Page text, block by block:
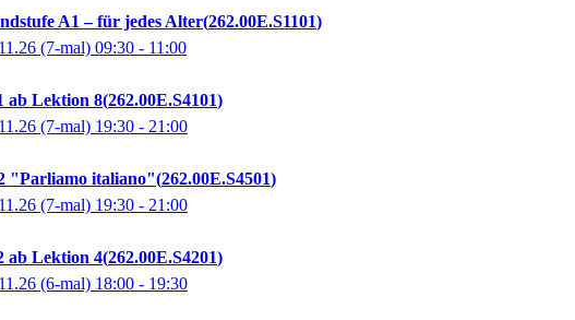
A1 – für jedes Alter 262.00E.S1101
(7-mal) 09:30 - 11:00
ab Lektion 8 262.00E.S4101
(7-mal) 19:30 - 21:00
"Parliamo italiano" 262.00E.S4501
(7-mal) 19:30 - 21:00
ab Lektion 4 262.00E.S4201
(6-mal) 18:00 - 19:30